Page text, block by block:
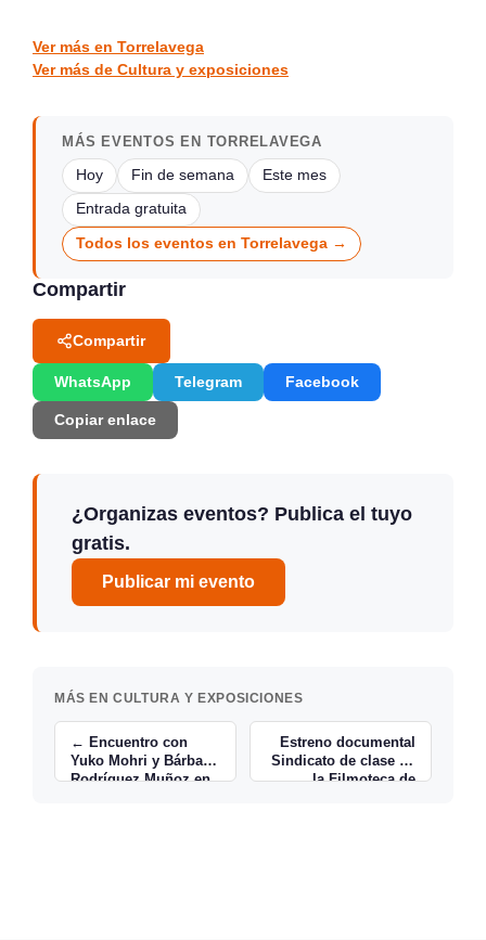
Ver más en Torrelavega
Ver más de Cultura y exposiciones
MÁS EVENTOS EN TORRELAVEGA
Hoy Fin de semana Este mes
Entrada gratuita
Todos los eventos en Torrelavega →
Compartir
Compartir
WhatsApp Telegram Facebook
Copiar enlace
¿Organizas eventos? Publica el tuyo
gratis.
Publicar mi evento
MÁS EN CULTURA Y EXPOSICIONES
← Encuentro con
Yuko Mohri y Bárbara
Rodríguez Muñoz en
Estreno documental
Sindicato de clase en
la Filmoteca de